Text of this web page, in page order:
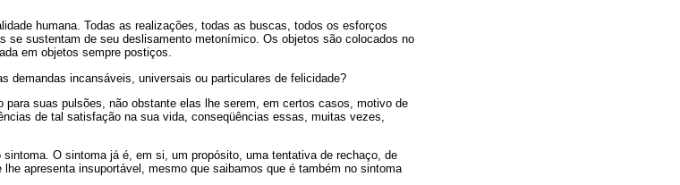
humana. Todas as realizações, todas as buscas, todos os esforços
se sustentam de seu deslisamento metonímico. Os objetos são colocados no
em objetos sempre postiços.
demandas incansáveis, universais ou particulares de felicidade?
para suas pulsões, não obstante elas lhe serem, em certos casos, motivo de
de tal satisfação na sua vida, conseqüências essas, muitas vezes,
O sintoma já é, em si, um propósito, uma tentativa de rechaço, de
apresenta insuportável, mesmo que saibamos que é também no sintoma